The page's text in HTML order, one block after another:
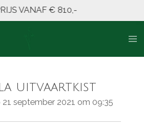
VANAF € 810,-
uitvaartkist
september 2021 om 09:35